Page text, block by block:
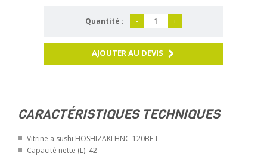
Quantité : - +
AJOUTER AU DEVIS
CARACTÉRISTIQUES TECHNIQUES
Vitrine a sushi HOSHIZAKI HNC-120BE-L
Capacité nette (L): 42